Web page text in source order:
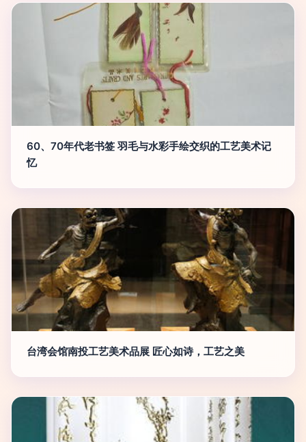
60、70年代老书签 羽毛与水彩手绘交织的工艺美术记
忆
台湾会馆南投工艺美术品展 匠心如诗，工艺之美